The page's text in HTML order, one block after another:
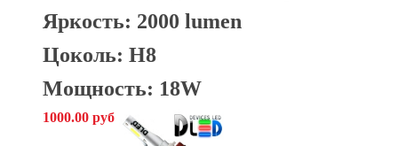
Яркость: 2000 lumen
Цоколь: H8
Мощность: 18W
1000.00 руб